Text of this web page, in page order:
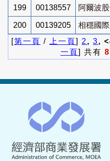
199 00138557 阿爾波
200 00139205
相穩國
[第一頁 / 上一頁] 2 , 3,
一頁] 共有